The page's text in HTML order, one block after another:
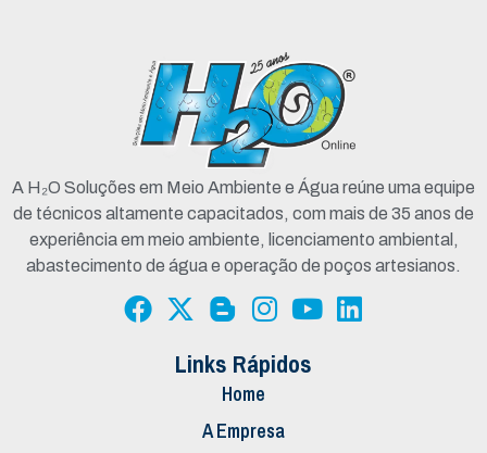
A H₂O Soluções em Meio Ambiente e Água reúne uma equipe
de técnicos altamente capacitados, com mais de 35 anos de
experiência em meio ambiente, licenciamento ambiental,
abastecimento de água e operação de poços artesianos.
Links Rápidos
Home
A Empresa